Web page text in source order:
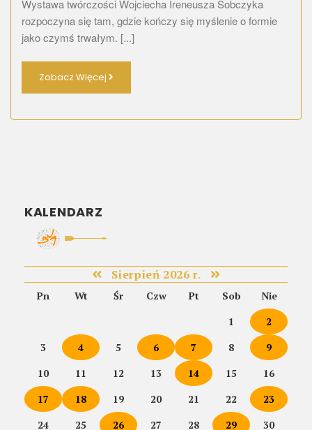
Wystawa twórczości Wojciecha Ireneusza Sobczyka
rozpoczyna się tam, gdzie kończy się myślenie o formie
jako czymś trwałym. [...]
Zobacz Więcej
KALENDARZ
Sierpień 2026 r.
Pn Wt Śr Czw Pt Sob
Nie
1
2
3
4 5 6 7 8
9
10
11 12 13 14 15
16
17
18 19 20 21 22
23
24
25 26 27 28 29 30